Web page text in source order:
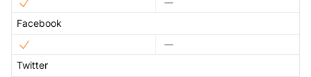
Facebook
Twitter